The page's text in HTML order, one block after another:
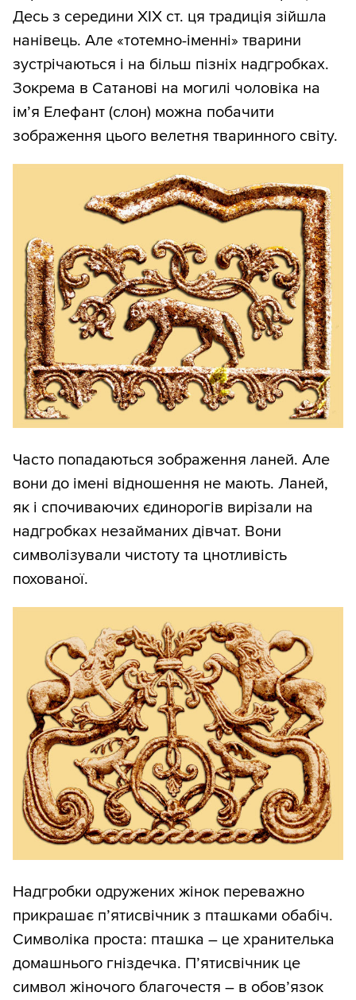
Десь з середини ХІХ ст. ця традиція зійшла
нанівець. Але «тотемно-іменні» тварини
зустрічаються і на більш пізніх надгробках.
Зокрема в Сатанові на могилі чоловіка на
ім’я Елефант (слон) можна побачити
зображення цього велетня тваринного світу.
Часто попадаються зображення ланей. Але
вони до імені відношення не мають. Ланей,
як і спочиваючих єдинорогів вирізали на
надгробках незайманих дівчат. Вони
символізували чистоту та цнотливість
похованої.
Надгробки одружених жінок переважно
прикрашає п’ятисвічник з пташками обабіч.
Символіка проста: пташка – це хранителька
домашнього гніздечка. П’ятисвічник це
символ жіночого благочестя – в обов’язок